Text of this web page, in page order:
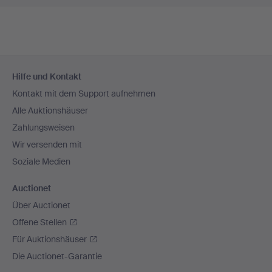
Navigation
Hilfe und Kontakt
Kontakt mit dem Support aufnehmen
Alle Auktionshäuser
Zahlungsweisen
Wir versenden mit
Soziale Medien
Auctionet
Über Auctionet
Offene Stellen
Für Auktionshäuser
Die Auctionet-Garantie